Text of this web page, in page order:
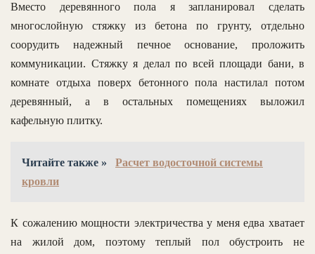
Вместо деревянного пола я запланировал сделать
многослойную стяжку из бетона по грунту, отдельно
соорудить надежный печное основание, проложить
коммуникации. Стяжку я делал по всей площади бани, в
комнате отдыха поверх бетонного пола настилал потом
деревянный, а в остальных помещениях выложил
кафельную плитку.
Читайте также »
Расчет водосточной системы
кровли
К сожалению мощности электричества у меня едва хватает
на жилой дом, поэтому теплый пол обустроить не